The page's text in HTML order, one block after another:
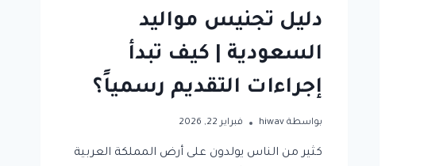
دليل تجنيس مواليد
السعودية | كيف تبدأ
إجراءات التقديم رسمياً؟
بواسطة hiwav فبراير 22, 2026
كثير من الناس يولدون على أرض المملكة العربية